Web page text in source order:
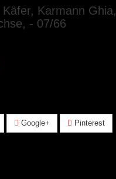
Karmann Ghia,
- 07/66
Google+ Pinterest